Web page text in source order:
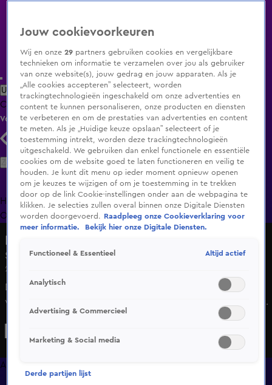
Uitzending Gemist Populaire programma's Zenders Genres
ClipsFilmsRadioSmart TV inlogShop
Volg KIJK
Zoeken
HomeUitzending Gemist Programma's De Bondgenoten
OranjezomerLivestreamsShop
Seizoen 1, aflevering 33
21 apr 2022, 19:55
Deze week weer vier verschillende bakkers en vier
verschillende thema's: Er wordt niet gelet op calorieën in
het thema Bourgondisch, juist weer wel in een Marokkaans
Magisch en als laatste worden de gasten ontvangen op
Nigeriaanse wijze. Alles wordt uit de bakkast getrokken
voor de beste high tea van de week.
Afleveringen
Jouw cookievoorkeuren
Wij en onze29 partners gebruiken cookies en vergelijkbare
technieken om informatie te verzamelen over jou als gebruiker
van onze website(s), jouw gedrag en jouw apparaten. Als je
„Alle cookies accepteren” selecteert, worden
trackingtechnologieën ingeschakeld om onze advertenties en
content te kunnen personaliseren, onze producten en diensten
te verbeteren en om de prestaties van advertenties en content
te meten. Als je „Huidige keuze opslaan” selecteert of je
toestemming intrekt, worden deze trackingtechnologieën
uitgeschakeld. We gebruiken dan enkel functionele en essentiële
cookies om de website goed te laten functioneren en veilig te
houden. Je kunt dit menu op ieder moment opnieuw openen
om je keuzes te wijzigen of om je toestemming in te trekken
door op de link Cookie-instellingen onder aan de webpagina te
klikken. Je selecties zullen overal binnen onze Digitale Diensten
worden doorgevoerd.
Raadpleeg onze Cookieverklaring voor
meer informatie.
Bekijk hier onze Digitale Diensten.
Functioneel & Essentieel Altijd actief
Analytisch
Advertising & Commercieel
Marketing & Social media
Derde partijen lijst